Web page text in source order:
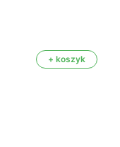
+ koszyk